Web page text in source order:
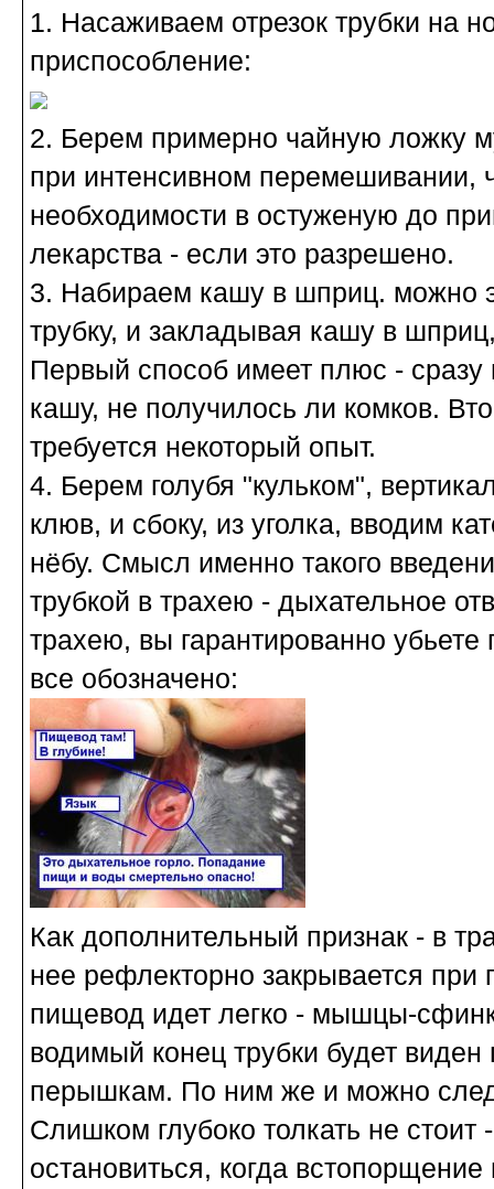
1. Насаживаем отрезок трубки на
приспособление:
2. Берем примерно чайную ложку
при интенсивном перемешивании,
необходимости в остуженую до
лекарства - если это разрешено.
3. Набираем кашу в шприц. можно
трубку, и закладывая кашу в
Первый способ имеет плюс - сразу
кашу, не получилось ли комков.
требуется некоторый опыт.
4. Берем голубя "кульком",
клюв, и сбоку, из уголка, вводим
нёбу. Смысл именно такого
трубкой в трахею - дыхательное
трахею, вы гарантированно
все обозначено:
Как дополнительный признак - в
нее рефлекторно закрывается при
пищевод идет легко - мышцы-
водимый конец трубки будет
перышкам. По ним же и можно
Слишком глубоко толкать не
остановиться, когда